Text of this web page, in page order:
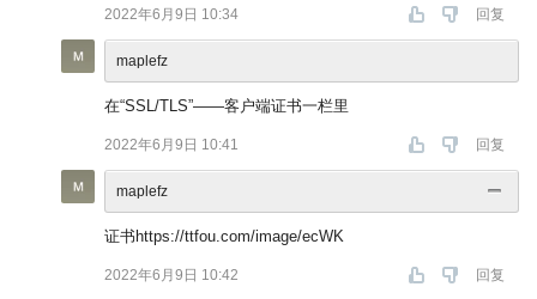
2022年6月9日 10:34 回复
maplefz
在“SSL/TLS”——客户端证书一栏里
2022年6月9日 10:41 回复
maplefz
证书https://ttfou.com/image/ecWK
2022年6月9日 10:42 回复